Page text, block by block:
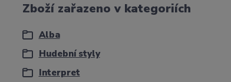
Zboží zařazeno v kategoriích
Alba
Hudební styly
Interpret